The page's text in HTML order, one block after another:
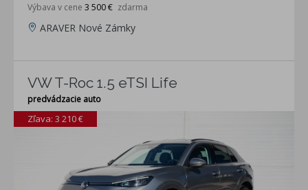
Výbava v cene 3 500 € zdarma
ARAVER Nové Zámky
VW T-Roc 1.5 eTSI Life
predvádzacie auto
Zľava: 3 210 €